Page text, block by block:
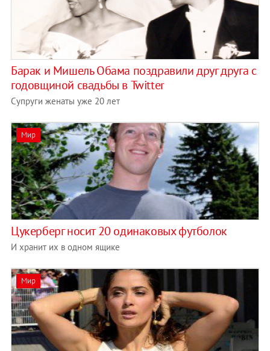
Барак и Мишель Обама поздравили друг друга с
годовщиной свадьбы в Twitter
Супруги женаты уже 20 лет
Мир
Цукерберг носит 20 одинаковых футболок
И хранит их в одном ящике
Мир